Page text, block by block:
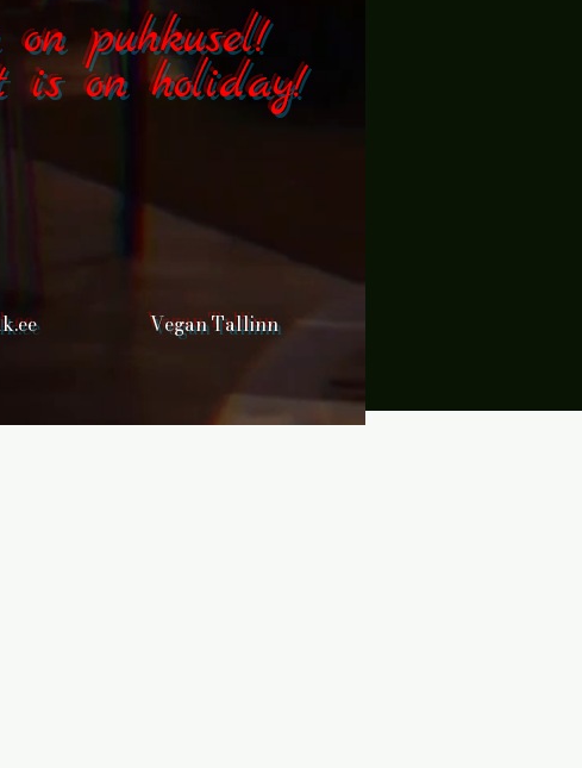
on puhkusel!
is on holiday!
Vegan Tallinn